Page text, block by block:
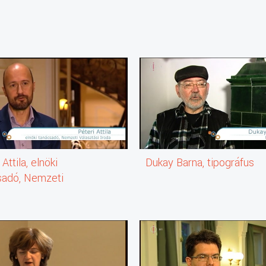
zongora, Vizsolyi Lívia)
Lívia)
elnöki
Nemzeti
Dukay Barna, tipográfus